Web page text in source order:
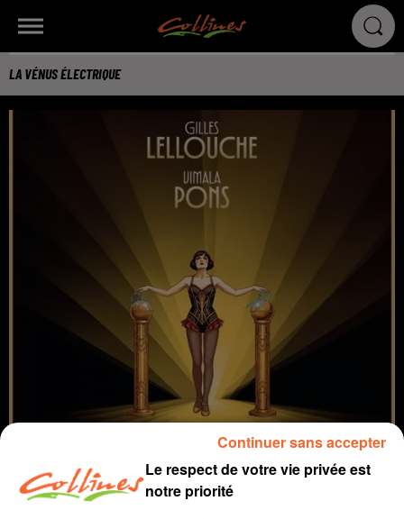
LA VÉNUS ÉLECTRIQUE
Le respect de votre vie privée est
notre priorité
Continuer sans accepter